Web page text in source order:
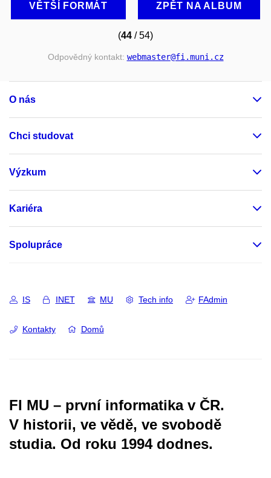
VĚTŠÍ FORMÁT ZPĚT NA ALBUM
(44 / 54)
Odpovědný kontakt: webmaster@fi.muni.cz
O nás
Chci studovat
Výzkum
Kariéra
Spolupráce
IS INET MU Tech info FAdmin
Kontakty Domů
FI MU – první informatika v ČR.
V historii, ve vědě, ve svobodě
studia. Od roku 1994 dodnes.